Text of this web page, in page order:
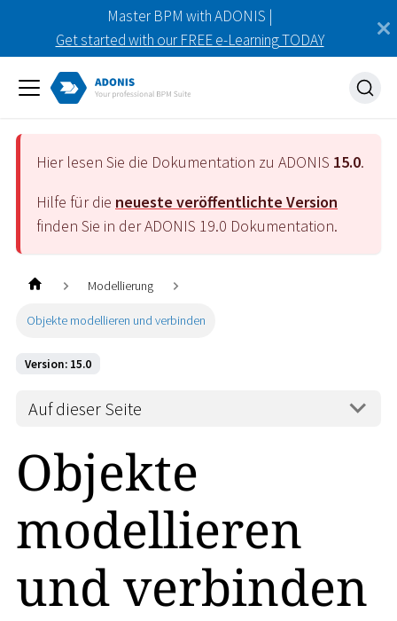
Master BPM with ADONIS |
Get started with our FREE e-Learning TODAY
Hier lesen Sie die Dokumentation zu ADONIS 15.0.
Hilfe für die neueste veröffentlichte Version
finden Sie in der ADONIS 19.0 Dokumentation.
Modellierung
Objekte modellieren und verbinden
Version: 15.0
Auf dieser Seite
Objekte
modellieren
und verbinden